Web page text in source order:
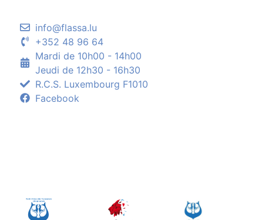
info@flassa.lu
+352 48 96 64
Mardi de 10h00 - 14h00
Jeudi de 12h30 - 16h30
R.C.S. Luxembourg F1010
Facebook